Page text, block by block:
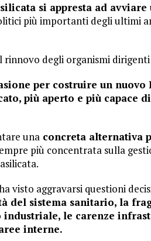
si appresta ad avviare
più importanti degli ultimi
degli organismi
per costruire un
più aperto e più capace
una concreta alternativa
più concentrata sulla
visto aggravarsi questioni
del sistema sanitario, la
le carenze
interne.